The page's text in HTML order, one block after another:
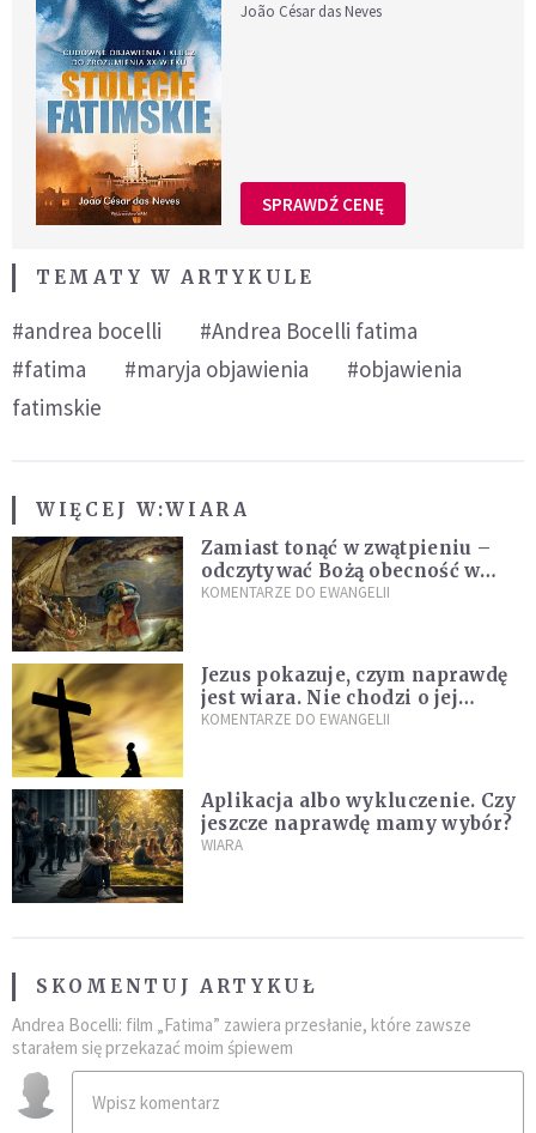
João César das Neves
SPRAWDŹ CENĘ
TEMATY W ARTYKULE
#andrea bocelli
#Andrea Bocelli fatima
#fatima
#maryja objawienia
#objawienia
fatimskie
WIĘCEJ W:WIARA
Zamiast tonąć w zwątpieniu –
odczytywać Bożą obecność w
burzach codziennego życia
KOMENTARZE DO EWANGELII
Jezus pokazuje, czym naprawdę
jest wiara. Nie chodzi o jej
wielkość
KOMENTARZE DO EWANGELII
Aplikacja albo wykluczenie. Czy
jeszcze naprawdę mamy wybór?
WIARA
SKOMENTUJ ARTYKUŁ
Andrea Bocelli: film „Fatima” zawiera przesłanie, które zawsze
starałem się przekazać moim śpiewem